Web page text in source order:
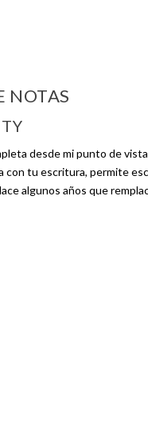
NOTAS
desde mi punto de
con tu escritura, permite
algunos años que